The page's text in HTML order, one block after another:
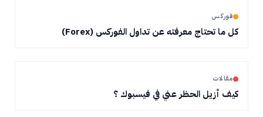
فوركس
كل ما تحتاج معرفته عن تداول الفوركس (Forex)
مقالات
كيف أزيل الحظر عني في فيسبوك ؟